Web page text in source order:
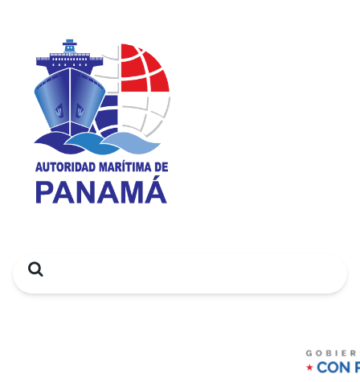
Search